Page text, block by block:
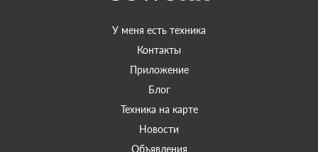
У меня есть техника
Контакты
Приложение
Блог
Техника на карте
Новости
Объявления